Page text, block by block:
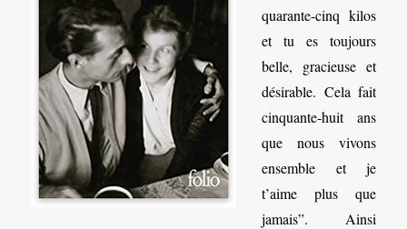
quarante-cinq kilos
et tu es toujours
belle, gracieuse et
désirable. Cela fait
cinquante-huit ans
que nous vivons
ensemble et je
t’aime plus que
jamais”. Ainsi